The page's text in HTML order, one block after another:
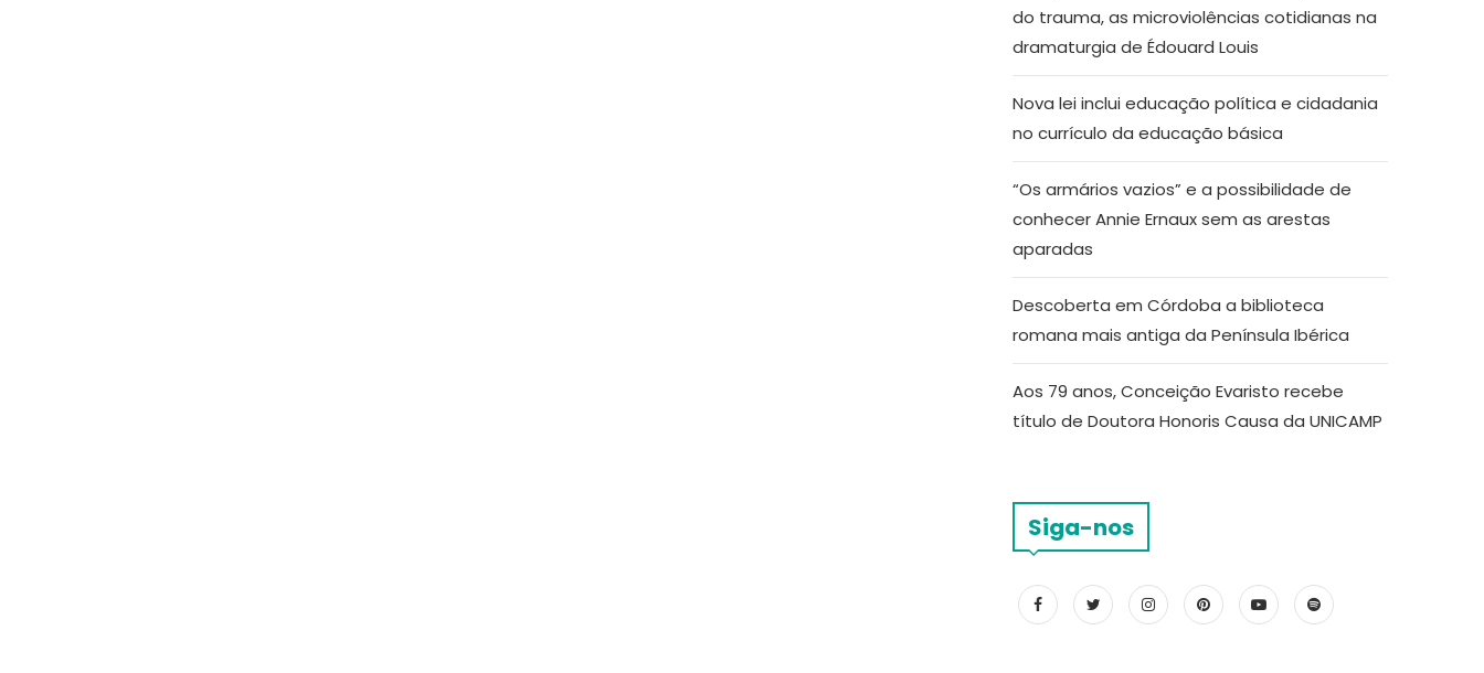
do trauma, as microviolências cotidianas na
dramaturgia de Édouard Louis
Nova lei inclui educação política e cidadania
no currículo da educação básica
“Os armários vazios” e a possibilidade de
conhecer Annie Ernaux sem as arestas
aparadas
Descoberta em Córdoba a biblioteca
romana mais antiga da Península Ibérica
Aos 79 anos, Conceição Evaristo recebe
título de Doutora Honoris Causa da UNICAMP
Siga-nos